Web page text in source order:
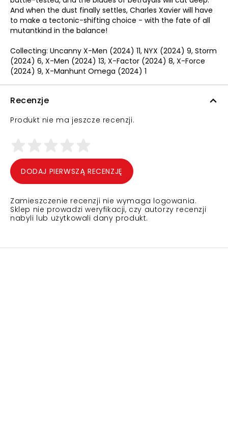
And when the dust finally settles, Charles Xavier will have
to make a tectonic-shifting choice - with the fate of all
mutantkind in the balance!
Collecting: Uncanny X-Men (2024) 11, NYX (2024) 9, Storm
(2024) 6, X-Men (2024) 13, X-Factor (2024) 8, X-Force
(2024) 9, X-Manhunt Omega (2024) 1
Recenzje
Produkt nie ma jeszcze recenzji.
DODAJ PIERWSZĄ RECENZJĘ
Zamieszczenie recenzji nie wymaga logowania.
Sklep nie prowadzi weryfikacji, czy autorzy recenzji
nabyli lub użytkowali dany produkt.